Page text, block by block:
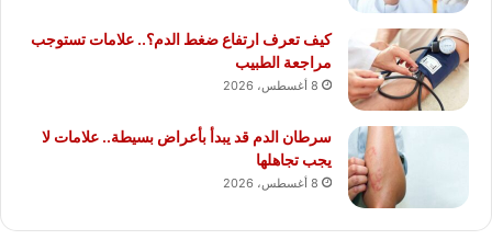
كيف تعرف ارتفاع ضغط الدم؟.. علامات تستوجب
مراجعة الطبيب
8 أغسطس، 2026
سرطان الدم قد يبدأ بأعراض بسيطة.. علامات لا
يجب تجاهلها
8 أغسطس، 2026